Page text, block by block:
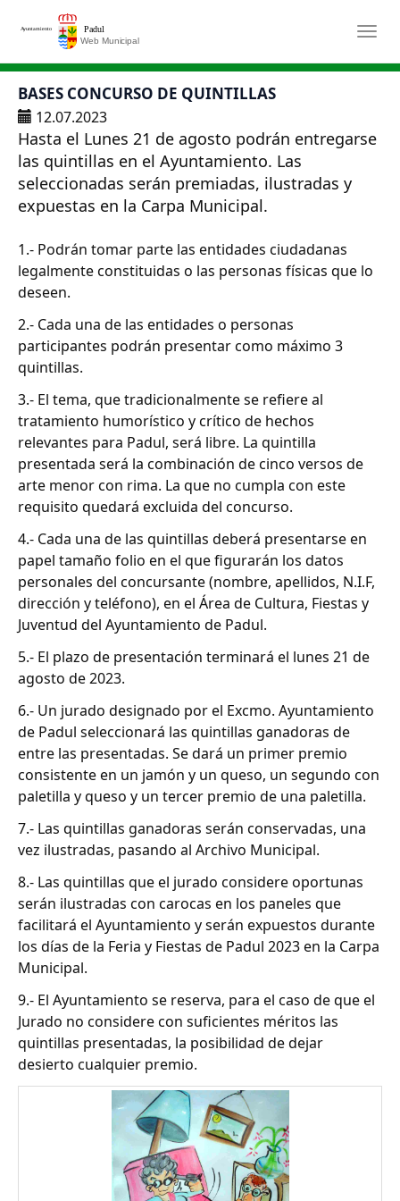
Saltar al contenido principal
BASES CONCURSO DE QUINTILLAS
12.07.2023
Hasta el Lunes 21 de agosto podrán entregarse
las quintillas en el Ayuntamiento. Las
seleccionadas serán premiadas, ilustradas y
expuestas en la Carpa Municipal.
1.- Podrán tomar parte las entidades ciudadanas
legalmente constituidas o las personas físicas que lo
deseen.
2.- Cada una de las entidades o personas
participantes podrán presentar como máximo 3
quintillas.
3.- El tema, que tradicionalmente se refiere al
tratamiento humorístico y crítico de hechos
relevantes para Padul, será libre. La quintilla
presentada será la combinación de cinco versos de
arte menor con rima. La que no cumpla con este
requisito quedará excluida del concurso.
4.- Cada una de las quintillas deberá presentarse en
papel tamaño folio en el que figurarán los datos
personales del concursante (nombre, apellidos, N.I.F,
dirección y teléfono), en el Área de Cultura, Fiestas y
Juventud del Ayuntamiento de Padul.
5.- El plazo de presentación terminará el lunes 21 de
agosto de 2023.
6.- Un jurado designado por el Excmo. Ayuntamiento
de Padul seleccionará las quintillas ganadoras de
entre las presentadas. Se dará un primer premio
consistente en un jamón y un queso, un segundo con
paletilla y queso y un tercer premio de una paletilla.
7.- Las quintillas ganadoras serán conservadas, una
vez ilustradas, pasando al Archivo Municipal.
8.- Las quintillas que el jurado considere oportunas
serán ilustradas con carocas en los paneles que
facilitará el Ayuntamiento y serán expuestos durante
los días de la Feria y Fiestas de Padul 2023 en la Carpa
Municipal.
9.- El Ayuntamiento se reserva, para el caso de que el
Jurado no considere con suficientes méritos las
quintillas presentadas, la posibilidad de dejar
desierto cualquier premio.